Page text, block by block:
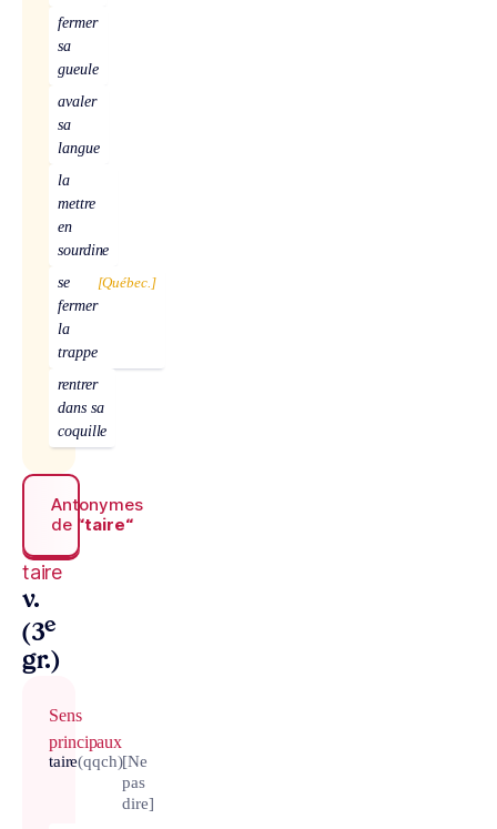
fermer
sa
gueule
avaler
sa
langue
la
mettre
en
sourdine
se
fermer
la
trappe
[Québec.]
rentrer
dans sa
coquille
Antonymes
de “taire“
taire
v.
(3e
gr.)
Sens
principaux
taire(qqch)[Ne
pas
dire]